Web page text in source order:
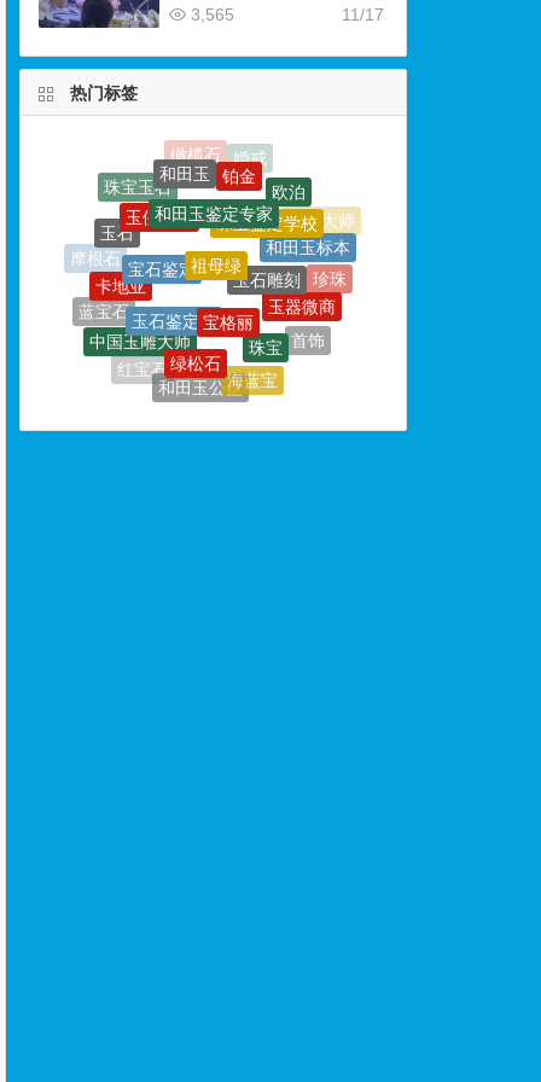
11/17
3,565
热门标签
摩根石
玉石
玉侠崔涛
和田玉鉴定专家
珠宝鉴定学校
和田玉标本
珍珠
绿宝石
戒指
钻戒
黄金
金饰
钻石
蓝宝石
卡地亚
宝石鉴定祖母绿
玉石雕刻
玉器微商
首饰
玉器
玉器鉴定师
和田玉鉴定
红宝石
中国玉雕大师
玉石鉴定师宝格丽
珠宝
海蓝宝
和田玉公盘